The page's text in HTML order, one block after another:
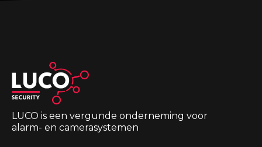
LUCO is een vergunde onderneming voor
alarm- en camerasystemen